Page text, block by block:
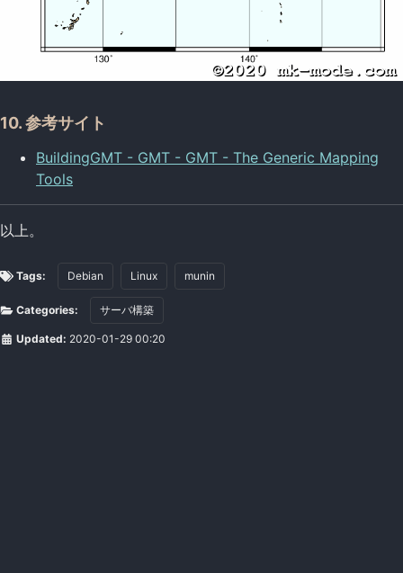
10. 参考サイト
BuildingGMT - GMT - GMT - The Generic Mapping
Tools
以上。
Tags: Debian Linux munin
Categories: サーバ構築
Updated: 2020-01-29 00:20